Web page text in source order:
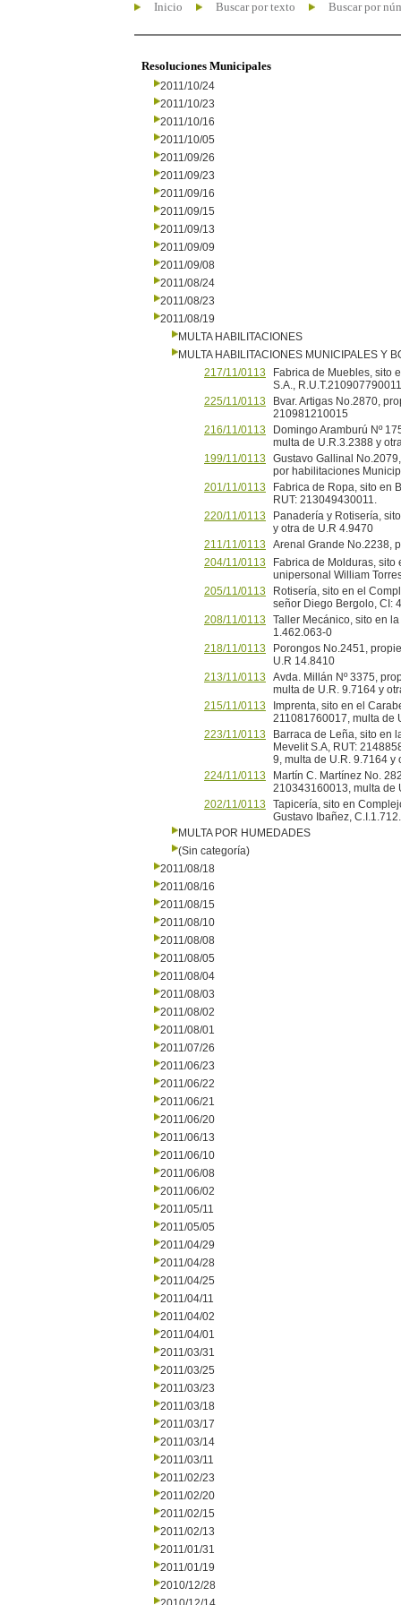
Inicio Buscar por texto Buscar por
Resoluciones Municipales
2011/10/24
2011/10/23
2011/10/16
2011/10/05
2011/09/26
2011/09/23
2011/09/16
2011/09/15
2011/09/13
2011/09/09
2011/09/08
2011/08/24
2011/08/23
2011/08/19
MULTA HABILITACIONES
MULTA HABILITACIONES MUNICIPALES Y
217/11/0113
Fabrica de Muebles, sito
S.A.,
225/11/0113
Bvar. Artigas No.2870,
210981210015
216/11/0113
Domingo Aramburú Nº
multa de U.R.3.2388 y
199/11/0113
Gustavo Gallinal
por habilitaciones
201/11/0113
Fabrica de Ropa, sito en
RUT: 213049430011.
220/11/0113
Panadería y Rotisería,
y otra de U.R 4.9470
211/11/0113
Arenal Grande No.2238,
204/11/0113
Fabrica de Molduras,
unipersonal William
205/11/0113
Rotisería, sito en el
señor Diego Bergolo, CI:
208/11/0113
Taller Mecánico, sito en
1.462.063-0
218/11/0113
Porongos No.2451,
U.R 14.8410
213/11/0113
Avda. Millán Nº 3375,
multa de U.R. 9.7164 y
215/11/0113
Imprenta, sito en el
211081760017, multa de
223/11/0113
Barraca de Leña, sito en
Mevelit S.A, RUT:
9, multa de U.R. 9.7164 y
224/11/0113
Martín C. Martínez No.
210343160013, multa de
202/11/0113
Tapicería, sito en
Gustavo Ibañez,
MULTA POR HUMEDADES
(Sin categoría)
2011/08/18
2011/08/16
2011/08/15
2011/08/10
2011/08/08
2011/08/05
2011/08/04
2011/08/03
2011/08/02
2011/08/01
2011/07/26
2011/06/23
2011/06/22
2011/06/21
2011/06/20
2011/06/13
2011/06/10
2011/06/08
2011/06/02
2011/05/11
2011/05/05
2011/04/29
2011/04/28
2011/04/25
2011/04/11
2011/04/02
2011/04/01
2011/03/31
2011/03/25
2011/03/23
2011/03/18
2011/03/17
2011/03/14
2011/03/11
2011/02/23
2011/02/20
2011/02/15
2011/02/13
2011/01/31
2011/01/19
2010/12/28